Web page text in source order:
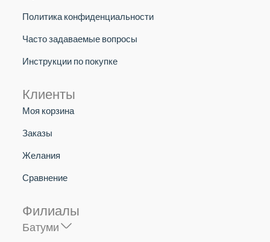
Политика конфиденциальности
Часто задаваемые вопросы
Инструкции по покупке
Клиенты
Моя корзина
Заказы
Желания
Сравнение
Филиалы
Батуми